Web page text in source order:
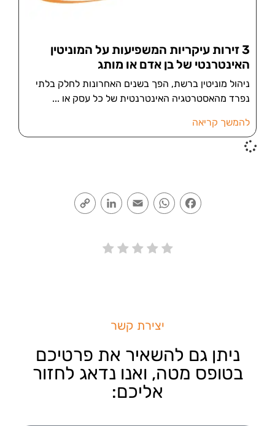
3 זירות עיקריות המשפיעות על המוניטין
האינטרנטי של בן אדם או מותג
ניהול מוניטין ברשת, הפך בשנים האחרונות לחלק בלתי
נפרד מהאסטרטגיה האינטרנטית של כל עסק או
להמשך קריאה
Facebook
WhatsApp
Email
LinkedIn
יצירת קשר
ניתן גם להשאיר את פרטיכם
בטופס מטה, ואנו נדאג לחזור
אליכם: